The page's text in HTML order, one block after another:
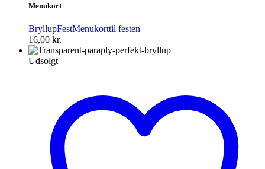
Menukort
BryllupFestMenukorttil festen
16,00 kr.
Udsolgt